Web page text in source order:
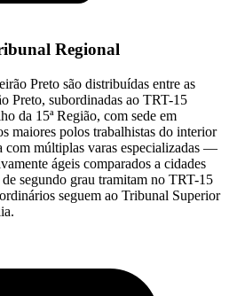
Regional
Preto são distribuídas entre as
Preto, subordinadas ao TRT-15
da 15ª Região, com sede em
maiores polos trabalhistas do interior
com múltiplas varas especializadas —
ágeis comparados a cidades
segundo grau tramitam no TRT-15
seguem ao Tribunal Superior